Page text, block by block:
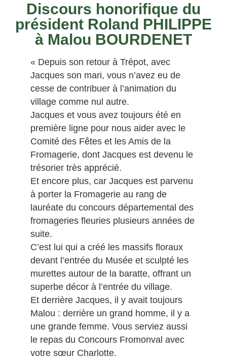
Discours honorifique du
président Roland PHILIPPE
à Malou BOURDENET
« Depuis son retour à Trépot, avec
Jacques son mari, vous n’avez eu de
cesse de contribuer à l’animation du
village comme nul autre.
Jacques et vous avez toujours été en
première ligne pour nous aider avec le
Comité des Fêtes et les Amis de la
Fromagerie, dont Jacques est devenu le
trésorier très apprécié.
Et encore plus, car Jacques est parvenu
à porter la Fromagerie au rang de
lauréate du concours départemental des
fromageries fleuries plusieurs années de
suite.
C’est lui qui a créé les massifs floraux
devant l’entrée du Musée et sculpté les
murettes autour de la baratte, offrant un
superbe décor à l’entrée du village.
Et derrière Jacques, il y avait toujours
Malou : derrière un grand homme, il y a
une grande femme. Vous serviez aussi
le repas du Concours Fromonval avec
votre sœur Charlotte.